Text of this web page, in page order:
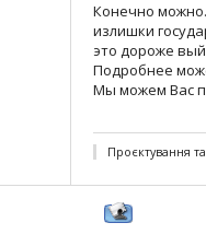
Конечно
излишки
это дороже
Подробнее
Мы можем Вас
Проєктування